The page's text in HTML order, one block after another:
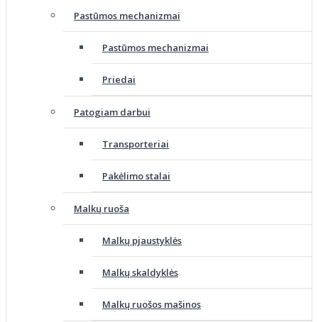
Pastūmos mechanizmai
Pastūmos mechanizmai
Priedai
Patogiam darbui
Transporteriai
Pakėlimo stalai
Malkų ruoša
Malkų pjaustyklės
Malkų skaldyklės
Malkų ruošos mašinos